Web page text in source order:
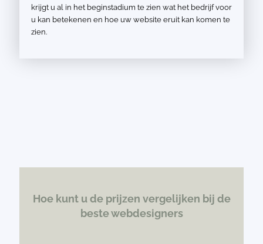
krijgt u al in het beginstadium te zien wat het bedrijf voor
u kan betekenen en hoe uw website eruit kan komen te
zien.
Hoe kunt u de prijzen vergelijken bij de
beste webdesigners